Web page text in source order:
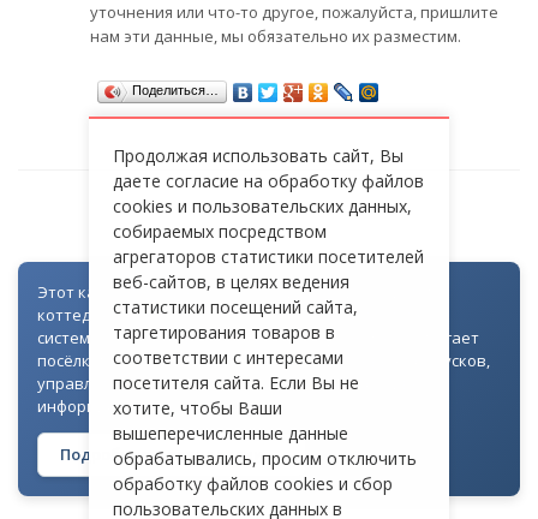
уточнения или что-то другое, пожалуйста, пришлите
нам эти данные, мы обязательно их разместим.
Поделиться…
СТ «ОБУВЩИК»
Этот каталог создан как часть цифровой экосистемы
коттеджных посёлков: для всех объектов доступна
система контроля доступа через Telegram. Она помогает
посёлкам автоматизировать выдачу гостевых пропусков,
управлять доступом на территорию и оперативно
информировать жителей
Подробнее о технологии →
Продолжая использовать сайт, Вы
даете согласие на обработку файлов
cookies и пользовательских данных,
собираемых посредством
агрегаторов статистики посетителей
веб-сайтов, в целях ведения
статистики посещений сайта,
таргетирования товаров в
соответствии с интересами
посетителя сайта. Если Вы не
хотите, чтобы Ваши
вышеперечисленные данные
обрабатывались, просим отключить
обработку файлов cookies и сбор
пользовательских данных в